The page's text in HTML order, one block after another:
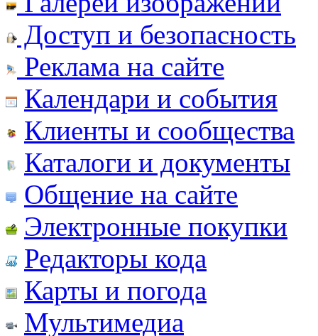
Доступ и безопасность
Реклама на сайте
Календари и события
Клиенты и сообщества
Каталоги и документы
Общение на сайте
Электронные покупки
Редакторы кода
Карты и погода
Мультимедиа